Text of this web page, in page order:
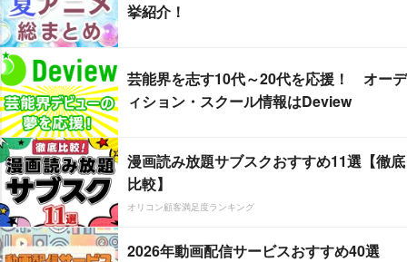
挙紹介！
芸能界を志す10代～20代を応援！ オーデ
ィション・スクール情報はDeview
漫画読み放題サブスクおすすめ11選【徹底
比較】
オリコン顧客満足度ランキング
2026年動画配信サービスおすすめ40選